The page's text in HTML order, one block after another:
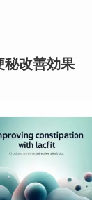
秘改善効果